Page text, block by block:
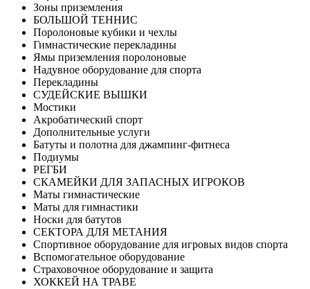
Зоны приземления
БОЛЬШОЙ ТЕННИС
Поролоновые кубики и чехлы
Гимнастические перекладины
Ямы приземления поролоновые
Надувное оборудование для спорта
Перекладины
СУДЕЙСКИЕ ВЫШКИ
Мостики
Акробатический спорт
Дополнительные услуги
Батуты и полотна для джампинг-фитнеса
Подиумы
РЕГБИ
СКАМЕЙКИ ДЛЯ ЗАПАСНЫХ ИГРОКОВ
Маты гимнастические
Маты для гимнастики
Носки для батутов
СЕКТОРА ДЛЯ МЕТАНИЯ
Спортивное оборудование для игровых видов спорта
Вспомогательное оборудование
Страховочное оборудование и защита
ХОККЕЙ НА ТРАВЕ